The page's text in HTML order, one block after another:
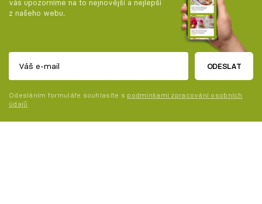
vás upozorníme na to nejnovější a nejlepší
z našeho webu.
ODESLAT
Odesláním formuláře souhlasíte s podmínkami zpracování osobních
údajů